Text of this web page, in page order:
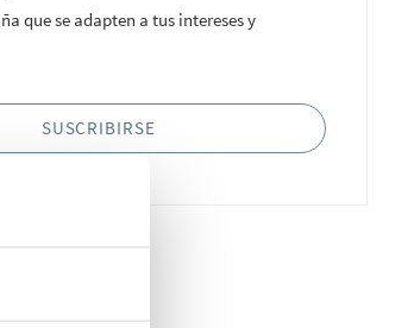
que se adapten a tus intereses y
SUSCRIBIRSE